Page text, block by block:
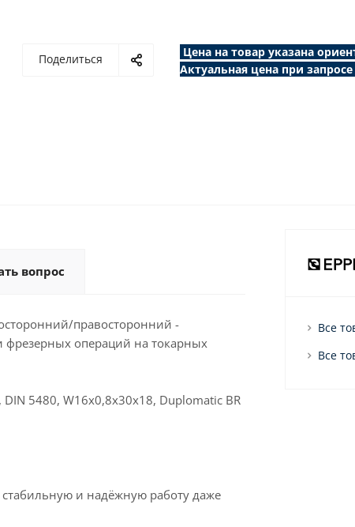
Поделиться
Цена на товар указана
Актуальная цена при
вопрос
правосторонний -
фрезерных операций на токарных
5480, W16x0,8x30x18, Duplomatic BR
стабильную и надёжную работу даже
Все
Все